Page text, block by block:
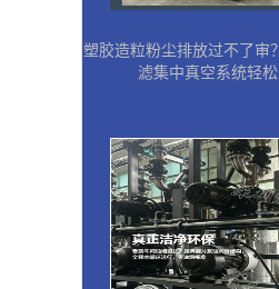
塑胶造粒粉尘排放过不了审
滤集中真空系统轻